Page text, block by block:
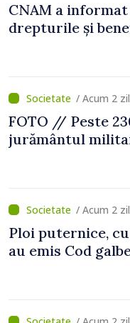
CNAM a
drepturile și
/ Acum 2
FOTO // Peste
jurământul
/ Acum 2
Ploi puternice,
au emis Cod